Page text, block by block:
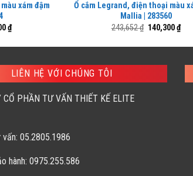
xám đậm
₫Giá
hiện
Ổ cắm Legrand, điện thoại màu
Mallia | 283560
243,652₫ Giá
140,300₫Giá
LIÊN HỆ VỚI CHÚNG TÔI
CỔ PHẦN TƯ VẤN THIẾT KẾ ELITE
05.2805.1986
hành: 0975.255.586